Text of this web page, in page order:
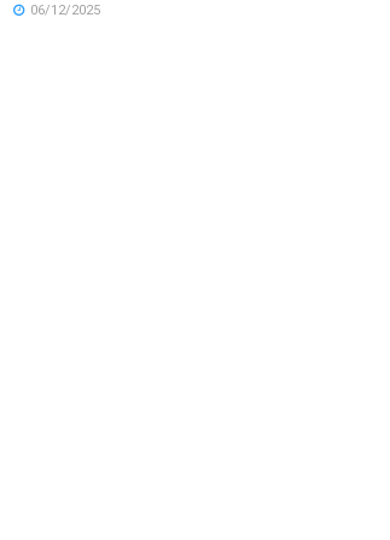
06/12/2025